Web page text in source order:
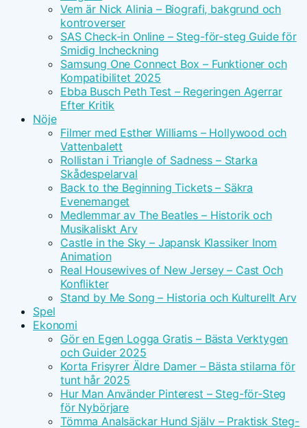
Vem är Nick Alinia – Biografi, bakgrund och
kontroverser
SAS Check-in Online – Steg-för-steg Guide för
Smidig Incheckning
Samsung One Connect Box – Funktioner och
Kompatibilitet 2025
Ebba Busch Peth Test – Regeringen Agerrar
Efter Kritik
Nöje
Filmer med Esther Williams – Hollywood och
Vattenbalett
Rollistan i Triangle of Sadness – Starka
Skådespelarval
Back to the Beginning Tickets – Säkra
Evenemanget
Medlemmar av The Beatles – Historik och
Musikaliskt Arv
Castle in the Sky – Japansk Klassiker Inom
Animation
Real Housewives of New Jersey – Cast Och
Konflikter
Stand by Me Song – Historia och Kulturellt Arv
Spel
Ekonomi
Gör en Egen Logga Gratis – Bästa Verktygen
och Guider 2025
Korta Frisyrer Äldre Damer – Bästa stilarna för
tunt hår 2025
Hur Man Använder Pinterest – Steg-för-Steg
för Nybörjare
Tömma Analsäckar Hund Själv – Praktisk Steg-